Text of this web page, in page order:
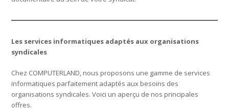
Les services informatiques adaptés aux organisations
syndicales
Chez COMPUTERLAND, nous proposons une gamme de services
informatiques parfaitement adaptés aux besoins des
organisations syndicales. Voici un aperçu de nos principales
offres.